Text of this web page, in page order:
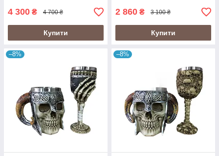
4 300 ₴ 4 700 ₴
Купити
2 860 ₴ 3 100 ₴
Купити
–8% –8%